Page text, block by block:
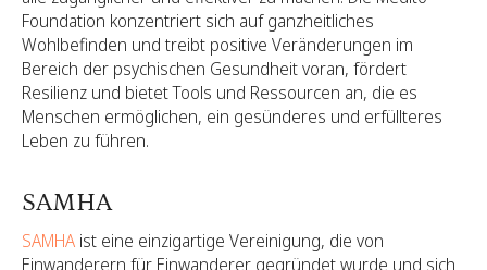
Foundation konzentriert sich auf ganzheitliches
Wohlbefinden und treibt positive Veränderungen im
Bereich der psychischen Gesundheit voran, fördert
Resilienz und bietet Tools und Ressourcen an, die es
Menschen ermöglichen, ein gesünderes und erfüllteres
Leben zu führen.
SAMHA
SAMHA ist eine einzigartige Vereinigung, die von
Einwanderern für Einwanderer gegründet wurde und sich